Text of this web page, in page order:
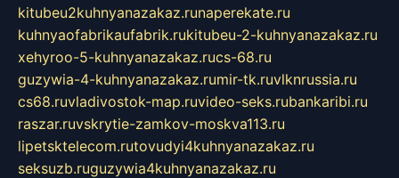
kitubeu2kuhnyanazakaz.runaperekate.ru
kuhnyaofabrikaufabrik.rukitubeu-2-kuhnyanazakaz.ru
xehyroo-5-kuhnyanazakaz.rucs-68.ru
guzywia-4-kuhnyanazakaz.rumir-tk.ruvlknrussia.ru
cs68.ruvladivostok-map.ruvideo-seks.rubankaribi.ru
raszar.ruvskrytie-zamkov-moskva113.ru
lipetsktelecom.rutovudyi4kuhnyanazakaz.ru
seksuzb.ruguzywia4kuhnyanazakaz.ru